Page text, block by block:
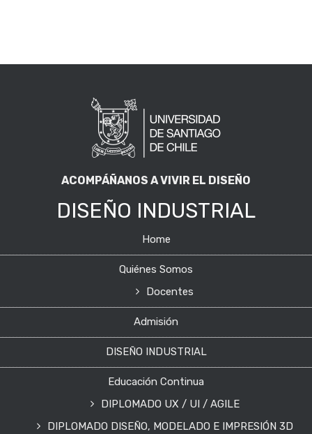
ACOMPÁÑANOS A VIVIR EL DISEÑO
DISEÑO INDUSTRIAL
Home
Quiénes Somos
Docentes
Admisión
DISEÑO INDUSTRIAL
Educación Continua
DIPLOMADO UX / UI / AGILE
DIPLOMADO DISEÑO, MODELADO E IMPRESIÓN 3D